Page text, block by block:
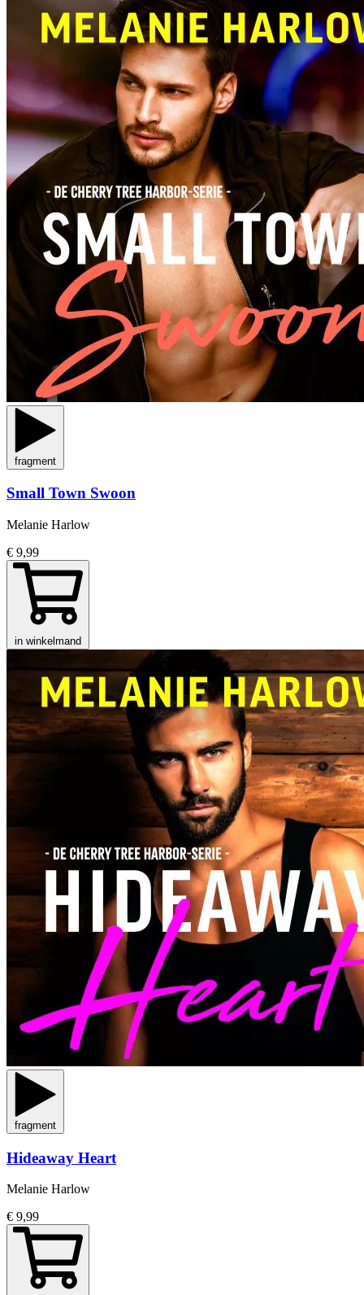
fragment
Small Town Swoon
Melanie Harlow
€ 9,99
in winkelmand
fragment
Hideaway Heart
Melanie Harlow
€ 9,99